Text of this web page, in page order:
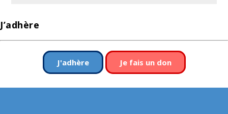
J’adhère
J'adhère Je fais un don